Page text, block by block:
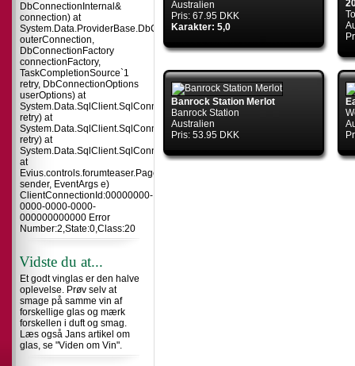
DbConnectionInternal&
connection) at
outerConnection,
DbConnectionFactory
connectionFactory,
TaskCompletionSource`1
retry, DbConnectionOptions
userOptions) at
retry) at
System.Data.SqlClient.SqlConnection.TryOpen(TaskCompletionSource`1
retry) at
System.Data.SqlClient.SqlConnection.Open()
at
Evius.controls.forumteaser.Page_Load(Object
sender, EventArgs e)
ClientConnectionId:00000000-
0000-0000-0000-
000000000000 Error
Number:2,State:0,Class:20
Vidste du at...
Et godt vinglas er den halve
oplevelse. Prøv selv at
smage på samme vin af
forskellige glas og mærk
forskellen i duft og smag.
Læs også Jans artikel om
glas, se "Viden om Vin".
Australien
Pris: 67.95 DKK
Karakter: 5,0
Banrock Station Merlot
Banrock Station
Australien
Pris: 53.95 DKK